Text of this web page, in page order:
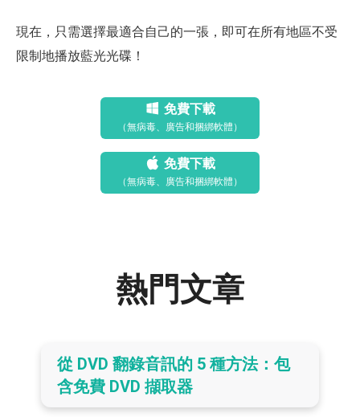
現在，只需選擇最適合自己的一張，即可在所有地區不受
限制地播放藍光光碟！
免費下載
（無病毒、廣告和捆綁軟體）
免費下載
（無病毒、廣告和捆綁軟體）
熱門文章
從 DVD 翻錄音訊的 5 種方法：包
含免費 DVD 擷取器